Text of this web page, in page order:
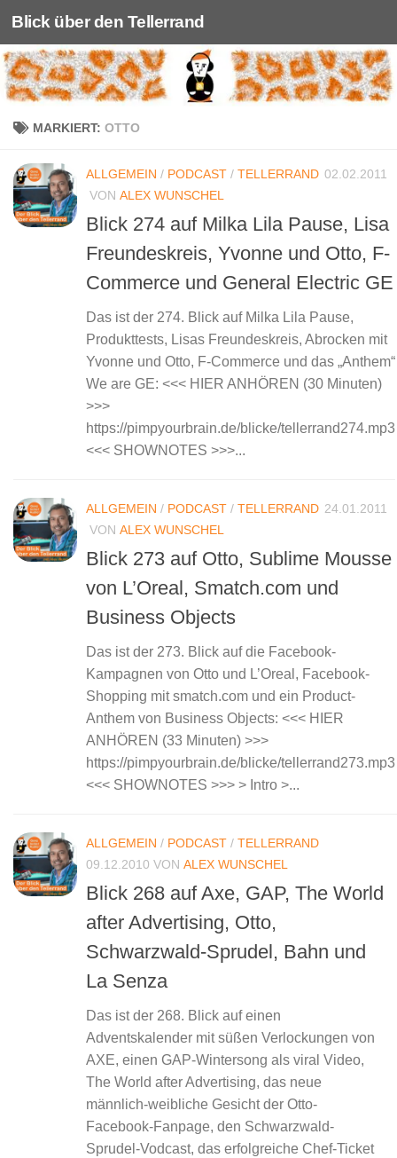
Unter dem Inhalt
Blick über den Tellerrand
MARKIERT: OTTO
ALLGEMEIN / PODCAST / TELLERRAND 02.02.2011
VON ALEX WUNSCHEL
Blick 274 auf Milka Lila Pause, Lisa
Freundeskreis, Yvonne und Otto, F-
Commerce und General Electric GE
Das ist der 274. Blick auf Milka Lila Pause,
Produkttests, Lisas Freundeskreis, Abrocken mit
Yvonne und Otto, F-Commerce und das „Anthem“
We are GE: <<< HIER ANHÖREN (30 Minuten)
>>>
https://pimpyourbrain.de/blicke/tellerrand274.mp3
<<< SHOWNOTES >>>...
ALLGEMEIN / PODCAST / TELLERRAND 24.01.2011
VON ALEX WUNSCHEL
Blick 273 auf Otto, Sublime Mousse
von L’Oreal, Smatch.com und
Business Objects
Das ist der 273. Blick auf die Facebook-
Kampagnen von Otto und L’Oreal, Facebook-
Shopping mit smatch.com und ein Product-
Anthem von Business Objects: <<< HIER
ANHÖREN (33 Minuten) >>>
https://pimpyourbrain.de/blicke/
<<< SHOWNOTES >>> > Intro >...
ALLGEMEIN / PODCAST / TELLERRAND
09.12.2010 VON ALEX WUNSCHEL
Blick 268 auf Axe, GAP, The World
after Advertising, Otto,
Schwarzwald-Sprudel, Bahn und
La Senza
Das ist der 268. Blick auf einen
Adventskalender mit süßen Verlockungen von
AXE, einen GAP-Wintersong als viral Video,
The World after Advertising, das neue
männlich-weibliche Gesicht der Otto-
Facebook-Fanpage, den Schwarzwald-
Sprudel-Vodcast, das erfolgreiche Chef-Ticket